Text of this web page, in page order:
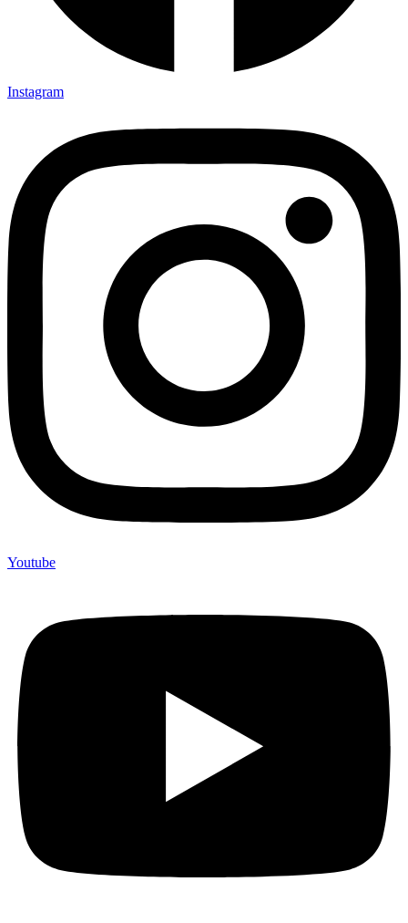
Instagram
Youtube